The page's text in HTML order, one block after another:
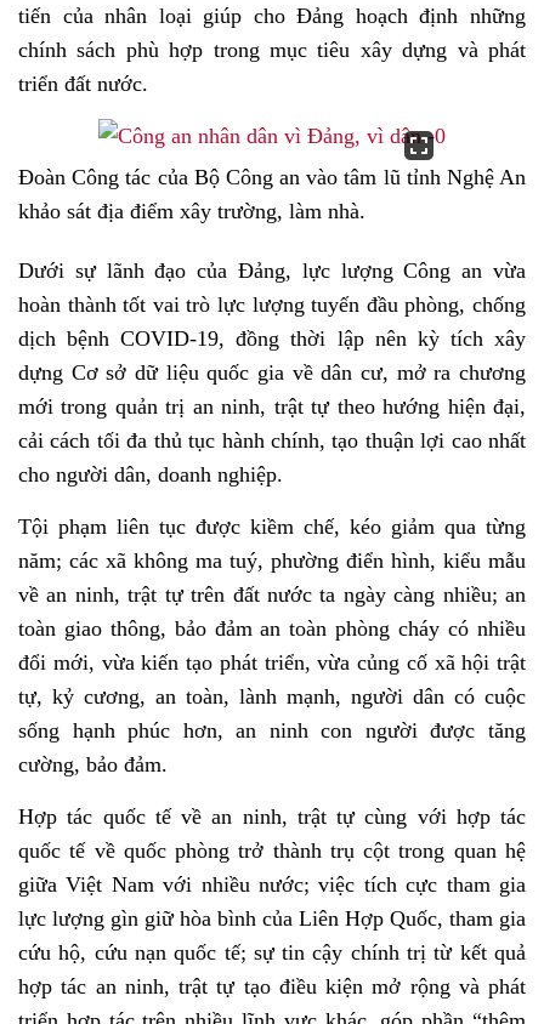
tiến của nhân loại giúp cho Đảng hoạch định những
chính sách phù hợp trong mục tiêu xây dựng và phát
triển đất nước.
Đoàn Công tác của Bộ Công an vào tâm lũ tỉnh Nghệ An
khảo sát địa điểm xây trường, làm nhà.
Dưới sự lãnh đạo của Đảng, lực lượng Công an vừa
hoàn thành tốt vai trò lực lượng tuyến đầu phòng, chống
dịch bệnh COVID-19, đồng thời lập nên kỳ tích xây
dựng Cơ sở dữ liệu quốc gia về dân cư, mở ra chương
mới trong quản trị an ninh, trật tự theo hướng hiện đại,
cải cách tối đa thủ tục hành chính, tạo thuận lợi cao nhất
cho người dân, doanh nghiệp.
Tội phạm liên tục được kiềm chế, kéo giảm qua từng
năm; các xã không ma tuý, phường điển hình, kiểu mẫu
về an ninh, trật tự trên đất nước ta ngày càng nhiều; an
toàn giao thông, bảo đảm an toàn phòng cháy có nhiều
đổi mới, vừa kiến tạo phát triển, vừa củng cố xã hội trật
tự, kỷ cương, an toàn, lành mạnh, người dân có cuộc
sống hạnh phúc hơn, an ninh con người được tăng
cường, bảo đảm.
Hợp tác quốc tế về an ninh, trật tự cùng với hợp tác
quốc tế về quốc phòng trở thành trụ cột trong quan hệ
giữa Việt Nam với nhiều nước; việc tích cực tham gia
lực lượng gìn giữ hòa bình của Liên Hợp Quốc, tham gia
cứu hộ, cứu nạn quốc tế; sự tin cậy chính trị từ kết quả
hợp tác an ninh, trật tự tạo điều kiện mở rộng và phát